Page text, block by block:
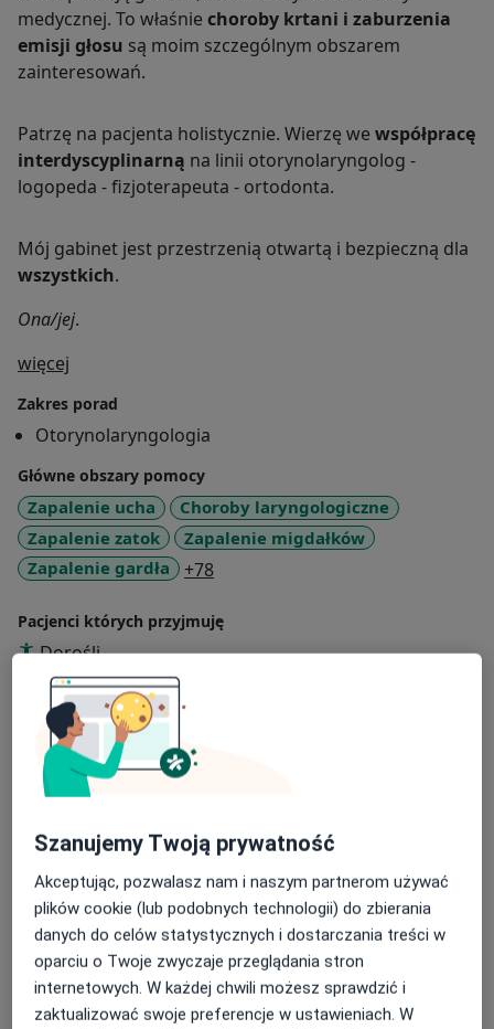
medycznej. To właśnie choroby krtani i zaburzenia
emisji głosu są moim szczególnym obszarem
zainteresowań.
Patrzę na pacjenta holistycznie. Wierzę we współpracę
interdyscyplinarną na linii otorynolaryngolog -
logopeda - fizjoterapeuta - ortodonta.
Mój gabinet jest przestrzenią otwartą i bezpieczną dla
wszystkich.
Ona/jej.
więcej
Zakres porad
Otorynolaryngologia
Główne obszary pomocy
Zapalenie ucha
Choroby laryngologiczne
Zapalenie zatok
Zapalenie migdałków
Zapalenie gardła
+78a11y_sr_more_diseases
Pacjenci których przyjmuję
Dorośli
Dzieci
Rodzaje konsultacji
StacjonarneZobacz lokalizacje (1)
Zdjęcia i filmy
Zobacz galerię (4)
Szanujemy Twoją prywatność
Akceptując, pozwalasz nam i naszym partnerom używać
plików cookie (lub podobnych technologii) do zbierania
danych do celów statystycznych i dostarczania treści w
oparciu o Twoje zwyczaje przeglądania stron
internetowych. W każdej chwili możesz sprawdzić i
zaktualizować swoje preferencje w ustawieniach. W